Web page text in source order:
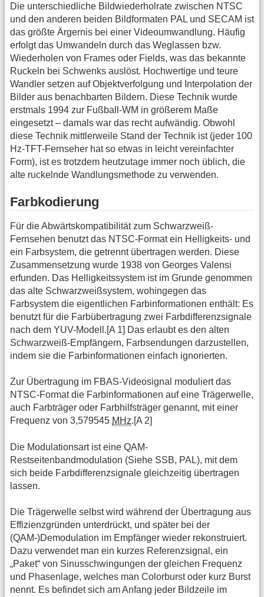
Die unterschiedliche Bildwiederholrate zwischen NTSC
und den anderen beiden Bildformaten PAL und SECAM ist
das größte Ärgernis bei einer Videoumwandlung. Häufig
erfolgt das Umwandeln durch das Weglassen bzw.
Wiederholen von Frames oder Fields, was das bekannte
Ruckeln bei Schwenks auslöst. Hochwertige und teure
Wandler setzen auf Objektverfolgung und Interpolation der
Bilder aus benachbarten Bildern. Diese Technik wurde
erstmals 1994 zur Fußball-WM in größerem Maße
eingesetzt – damals war das recht aufwändig. Obwohl
diese Technik mittlerweile Stand der Technik ist (jeder 100
Hz-TFT-Fernseher hat so etwas in leicht vereinfachter
Form), ist es trotzdem heutzutage immer noch üblich, die
alte ruckelnde Wandlungsmethode zu verwenden.
Farbkodierung
Für die Abwärtskompatibilität zum Schwarzweiß-
Fernsehen benutzt das NTSC-Format ein Helligkeits- und
ein Farbsystem, die getrennt übertragen werden. Diese
Zusammensetzung wurde 1938 von Georges Valensi
erfunden. Das Helligkeitssystem ist im Grunde genommen
das alte Schwarzweißsystem, wohingegen das
Farbsystem die eigentlichen Farbinformationen enthält: Es
benutzt für die Farbübertragung zwei Farbdifferenzsignale
nach dem YUV-Modell.[A 1] Das erlaubt es den alten
Schwarzweiß-Empfängern, Farbsendungen darzustellen,
indem sie die Farbinformationen einfach ignorierten.
Zur Übertragung im FBAS-Videosignal moduliert das
NTSC-Format die Farbinformationen auf eine Trägerwelle,
auch Farbträger oder Farbhilfsträger genannt, mit einer
Frequenz von 3,579545 MHz.[A 2]
Die Modulationsart ist eine QAM-
Restseitenbandmodulation (Siehe SSB, PAL), mit dem
sich beide Farbdifferenzsignale gleichzeitig übertragen
lassen.
Die Trägerwelle selbst wird während der Übertragung aus
Effizienzgründen unterdrückt, und später bei der
(QAM-)Demodulation im Empfänger wieder rekonstruiert.
Dazu verwendet man ein kurzes Referenzsignal, ein
„Paket“ von Sinusschwingungen der gleichen Frequenz
und Phasenlage, welches man Colorburst oder kurz Burst
nennt. Es befindet sich am Anfang jeder Bildzeile im